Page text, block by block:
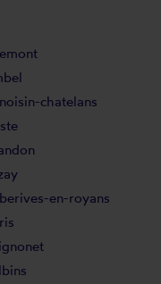
chatelans
en-royans